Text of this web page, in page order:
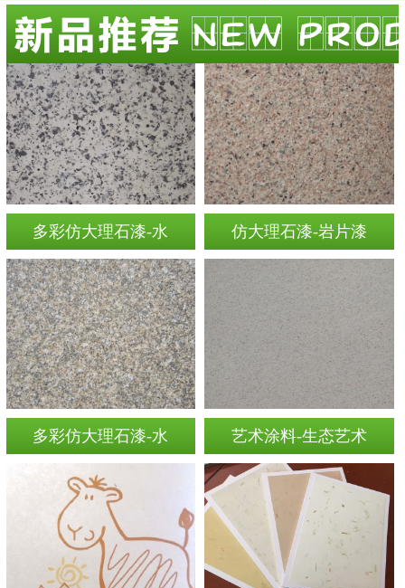
多彩仿大理石漆-水 仿大理石漆-岩片漆
多彩仿大理石漆-水 艺术涂料-生态艺术